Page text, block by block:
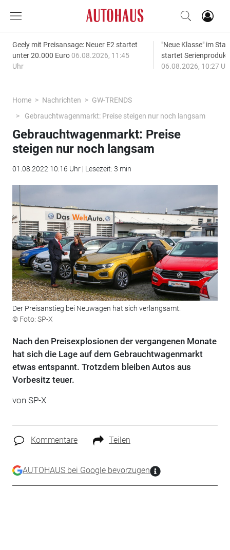
Geely mit Preisansage: Neuer E2 startet
unter 20.000 Euro 06.08.2026, 11:45
Uhr
"Neue Klasse" im
startet
06.08.2026, 10:27
Home Nachrichten
GW-TRENDS
Gebrauchtwagenmarkt: Preise steigen nur noch langsam
Gebrauchtwagenmarkt: Preise
steigen nur noch langsam
01.08.2022 10:16 Uhr | Lesezeit: 3 min
Der Preisanstieg bei Neuwagen hat sich verlangsamt.
© Foto: SP-X
Nach den Preisexplosionen der vergangenen Monate
hat sich die Lage auf dem Gebrauchtwagenmarkt
etwas entspannt. Trotzdem bleiben Autos aus
Vorbesitz teuer.
von SP-X
Kommentare Teilen
AUTOHAUS bei Google bevorzugen